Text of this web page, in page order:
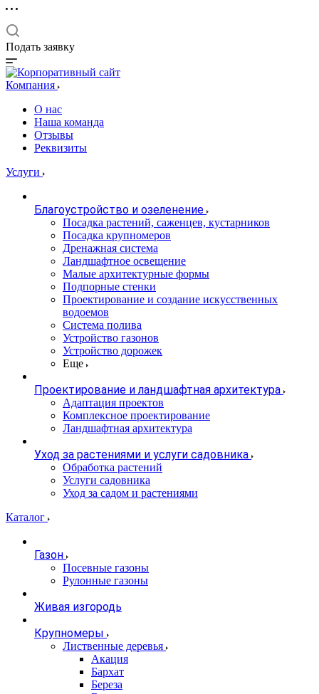
Подать заявку
Компания
О нас
Наша команда
Отзывы
Реквизиты
Услуги
Благоустройство и озеленение
Посадка растений, саженцев, кустарников
Посадка крупномеров
Дренажная система
Ландшафтное освещение
Малые архитектурные формы
Подпорные стенки
Проектирование и создание искусственных
водоемов
Система полива
Устройство газонов
Устройство дорожек
Еще
Проектирование и ландшафтная архитектура
Адаптация проектов
Комплексное проектирование
Ландшафтная архитектура
Уход за растениями и услуги садовника
Обработка растений
Услуги садовника
Уход за садом и растениями
Каталог
Газон
Посевные газоны
Рулонные газоны
Живая изгородь
Крупномеры
Лиственные деревья
Акация
Бархат
Береза